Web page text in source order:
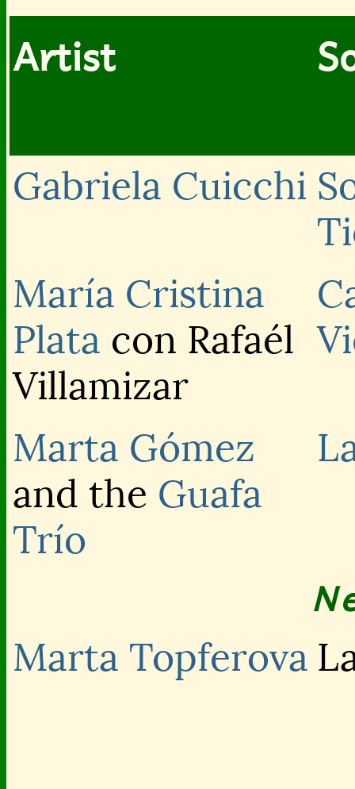
Artist
Gabriela Cuicchi
María Cristina
Plata con Rafaél
Villamizar
Marta Gómez
and the Guafa
Trío
Marta Topferova